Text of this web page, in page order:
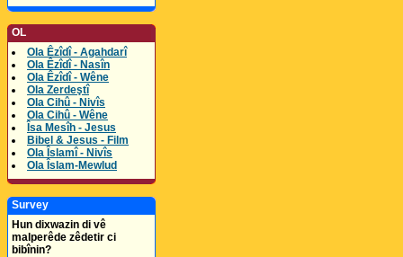
OL
Ola Êzîdî - Agahdarî
Ola Êzîdî - Nasîn
Ola Êzîdî - Wêne
Ola Zerdeştî
Ola Cihû - Nivîs
Ola Cihû - Wêne
Îsa Mesîh - Jesus
Bibel & Jesus - Film
Ola Îslamî - Nivîs
Ola Îslam-Mewlud
Survey
Hun dixwazin di vê
malperêde zêdetir ci
bibînin?